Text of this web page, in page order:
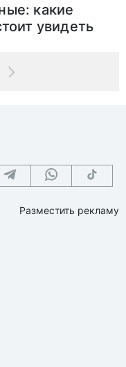
какие
увидеть
Разместить рекламу